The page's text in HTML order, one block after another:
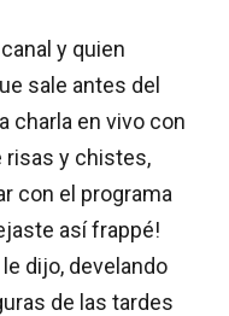
y quien
sale antes del
charla en vivo con
risas y chistes,
con el programa
así frappé!
dijo, develando
de las tardes